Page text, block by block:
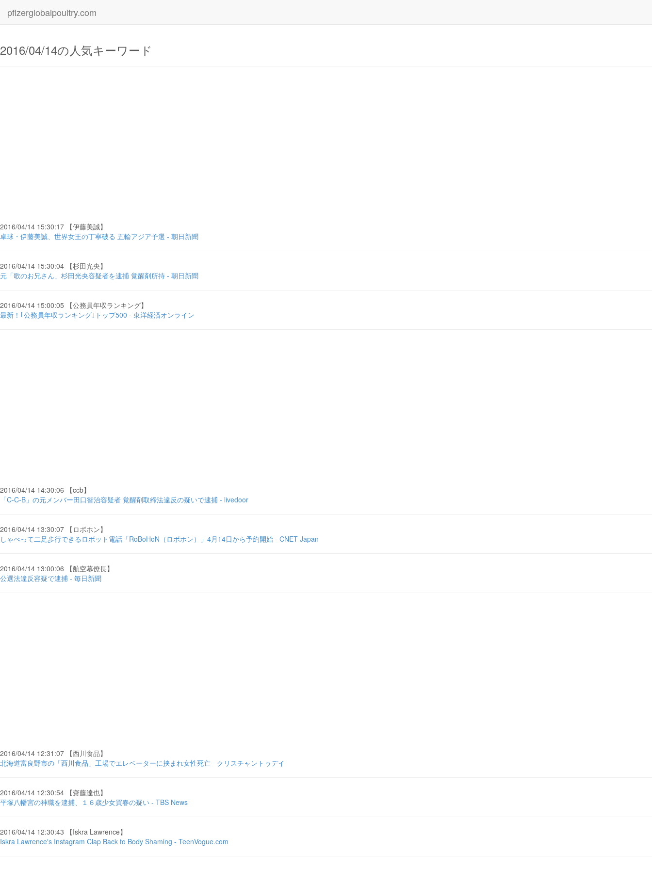
pfizerglobalpoultry.com
2016/04/14の人気キーワード
2016/04/14 15:30:17 【伊藤美誠】
卓球・伊藤美誠、世界女王の丁寧破る 五輪アジア予選 - 朝日新聞
2016/04/14 15:30:04 【杉田光央】
元「歌のお兄さん」杉田光央容疑者を逮捕 覚醒剤所持 - 朝日新聞
2016/04/14 15:00:05 【公務員年収ランキング】
最新！｢公務員年収ランキング｣トップ500 - 東洋経済オンライン
2016/04/14 14:30:06 【ccb】
「C-C-B」の元メンバー田口智治容疑者 覚醒剤取締法違反の疑いで逮捕 - livedoor
2016/04/14 13:30:07 【ロボホン】
しゃべって二足歩行できるロボット電話「RoBoHoN（ロボホン）」4月14日から予約開始 - CNET Japan
2016/04/14 13:00:06 【航空幕僚長】
公選法違反容疑で逮捕 - 毎日新聞
2016/04/14 12:31:07 【西川食品】
北海道富良野市の「西川食品」工場でエレベーターに挟まれ女性死亡 - クリスチャントゥデイ
2016/04/14 12:30:54 【齋藤達也】
平塚八幡宮の神職を逮捕、１６歳少女買春の疑い - TBS News
2016/04/14 12:30:43 【Iskra Lawrence】
Iskra Lawrence's Instagram Clap Back to Body Shaming - TeenVogue.com